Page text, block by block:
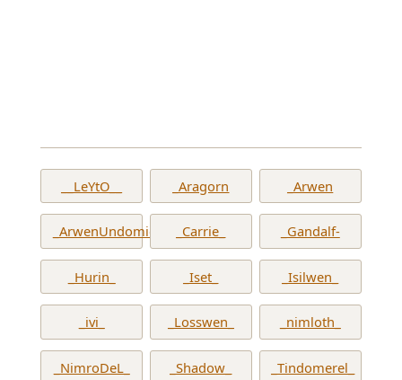
__LeYtO__ _Aragorn _Arwen
_ArwenUndomiel_ _Carrie_ _Gandalf-
_Hurin_ _Iset_ _Isilwen_
_ivi_ _Losswen_ _nimloth_
_NimroDeL_ _Shadow_ _Tindomerel_